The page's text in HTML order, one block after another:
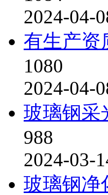
2024-04-
有生产资
1080
2024-04-
玻璃钢采
988
2024-03-
玻璃钢净